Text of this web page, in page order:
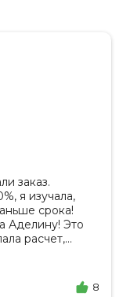
заказ.
я изучала,
срока!
Аделину! Это
расчет,
есть ответы.
время! Никаких8